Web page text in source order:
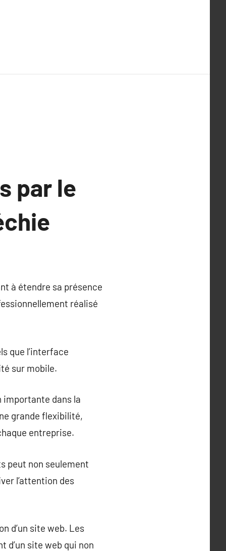
par le
à étendre sa présence
réalisé
que l’interface
sur mobile.
importante dans la
grande flexibilité,
entreprise.
peut non seulement
l’attention des
d’un site web. Les
site web qui non